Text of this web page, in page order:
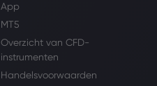
App
MT5
Overzicht van CFD-
instrumenten
Handelsvoorwaarden